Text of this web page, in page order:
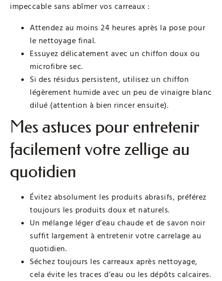
impeccable sans abîmer vos carreaux :
Attendez au moins 24 heures après la pose pour
le nettoyage final.
Essuyez délicatement avec un chiffon doux ou
microfibre sec.
Si des résidus persistent, utilisez un chiffon
légèrement humide avec un peu de vinaigre blanc
dilué (attention à bien rincer ensuite).
Mes astuces pour entretenir
facilement votre zellige au
quotidien
Évitez absolument les produits abrasifs, préférez
toujours les produits doux et naturels.
Un mélange léger d’eau chaude et de savon noir
suffit largement à entretenir votre carrelage au
quotidien.
Séchez toujours les carreaux après nettoyage,
cela évite les traces d’eau ou les dépôts calcaires.